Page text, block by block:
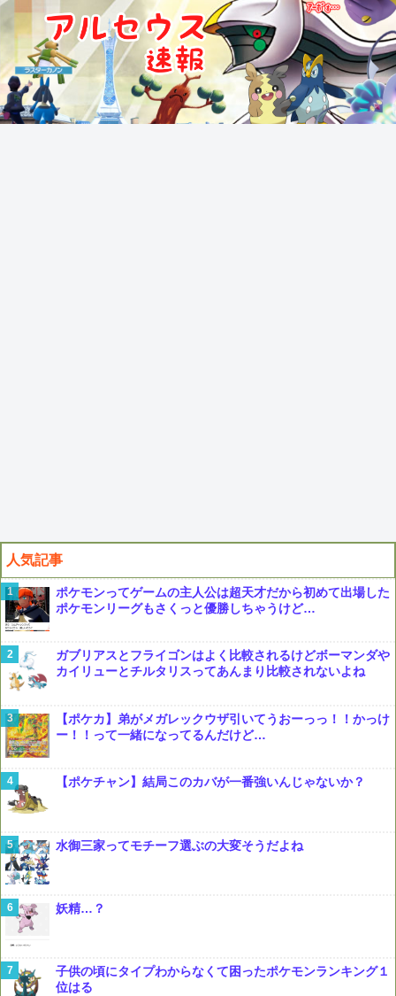
人気記事
ポケモンってゲームの主人公は超天才だから初めて出場した
ポケモンリーグもさくっと優勝しちゃうけど…
ガブリアスとフライゴンはよく比較されるけどボーマンダや
カイリューとチルタリスってあんまり比較されないよね
【ポケカ】弟がメガレックウザ引いてうおーっっ！！かっけ
ー！！って一緒になってるんだけど…
【ポケチャン】結局このカバが一番強いんじゃないか？
水御三家ってモチーフ選ぶの大変そうだよね
妖精…？
子供の頃にタイプわからなくて困ったポケモンランキング１
位はる